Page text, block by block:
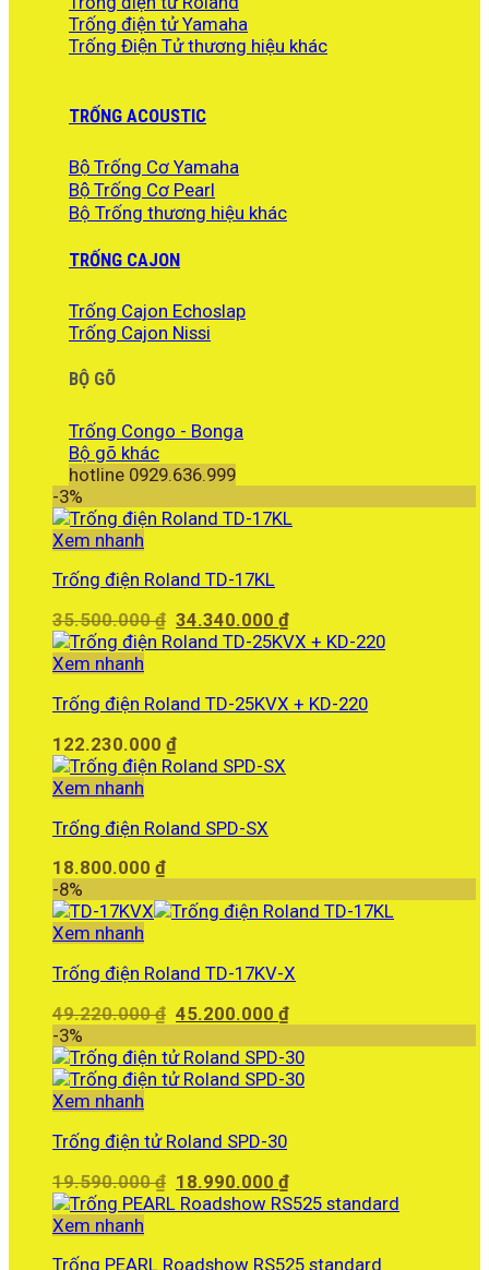
Trống điện tử Yamaha
Trống Điện Tử thương hiệu khác
TRỐNG ACOUSTIC
Bộ Trống Cơ Yamaha
Bộ Trống Cơ Pearl
Bộ Trống thương hiệu khác
TRỐNG CAJON
Trống Cajon Echoslap
Trống Cajon Nissi
BỘ GÕ
Trống Congo - Bonga
Bộ gõ khác
hotline 0929.636.999
-3%
Xem nhanh
Trống điện Roland TD-17KL
35.500.000₫ Giá
gốc
34.340.000₫Giá
hiện
34.340.000 ₫.
Xem nhanh
Trống điện Roland TD-25KVX + KD-220
122.230.000 ₫
Xem nhanh
Trống điện Roland SPD-SX
18.800.000 ₫
-8%
Xem nhanh
Trống điện Roland TD-17KV-X
49.220.000₫ Giá
là:
49.220.000 ₫.
45.200.000₫Giá
tại
là:
-3%
Xem nhanh
Trống điện tử Roland SPD-30
19.590.000₫ Giá
gốc
18.990.000₫Giá
hiện
Xem nhanh
Trống PEARL Roadshow RS525 standard